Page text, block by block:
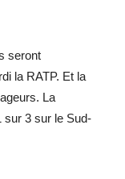
seront
la RATP. Et la
La
sur 3 sur le Sud-